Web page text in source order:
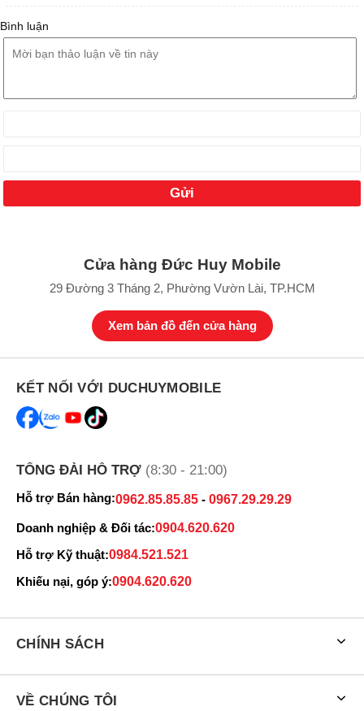
Bình luận
Cửa hàng Đức Huy Mobile
29 Đường 3 Tháng 2, Phường Vườn Lài, TP.HCM
Xem bản đồ đến cửa hàng
KẾT NỐI VỚI DUCHUYMOBILE
TỔNG ĐÀI HỖ TRỢ (8:30 - 21:00)
Hỗ trợ Bán hàng:0962.85.85.85 - 0967.29.29.29
Doanh nghiệp & Đối tác:0904.620.620
Hỗ trợ Kỹ thuật:0984.521.521
Khiếu nại, góp ý:0904.620.620
CHÍNH SÁCH
VỀ CHÚNG TÔI